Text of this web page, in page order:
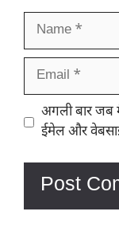
Name
Email
Website
अगली बार जब
ईमेल और